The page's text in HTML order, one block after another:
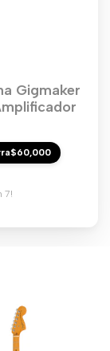
Gigmaker
$60,000
7!